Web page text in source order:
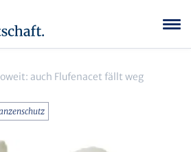
auch Flufenacet fällt weg